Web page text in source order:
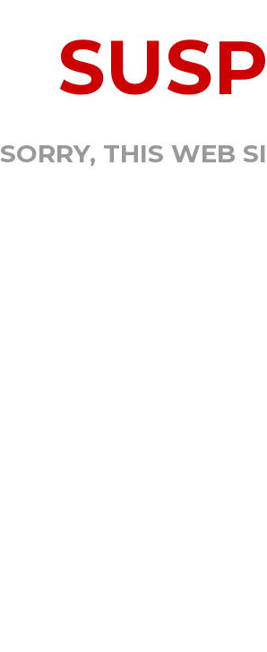
SORRY, THIS WEB